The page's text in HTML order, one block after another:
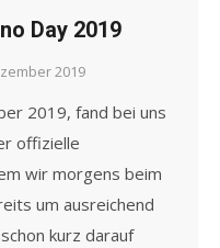
Day 2019
2019
2019, fand bei uns
offizielle
wir morgens beim
um ausreichend
kurz darauf